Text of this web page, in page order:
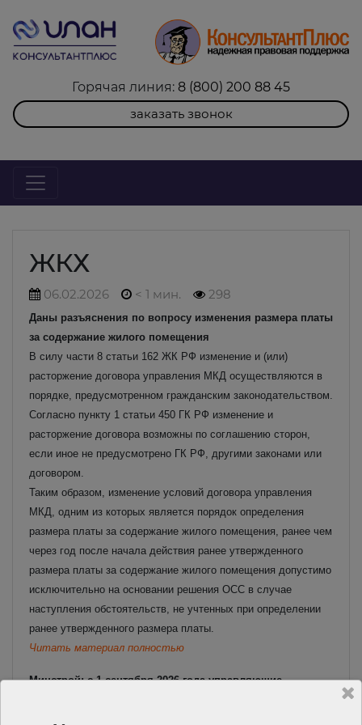
Горячая линия: 8 (800) 200 88 45
заказать звонок
ЖКХ
06.02.2026 < 1 мин. 298
Даны разъяснения по вопросу изменения размера платы
за содержание жилого помещения
В силу части 8 статьи 162 ЖК РФ изменение и (или)
расторжение договора управления МКД осуществляются в
порядке, предусмотренном гражданским законодательством.
Согласно пункту 1 статьи 450 ГК РФ изменение и
расторжение договора возможны по соглашению сторон,
если иное не предусмотрено ГК РФ, другими законами или
договором.
Таким образом, изменение условий договора управления
МКД, одним из которых является порядок определения
размера платы за содержание жилого помещения, ранее чем
через год после начала действия ранее утвержденного
размера платы за содержание жилого помещения допустимо
исключительно на основании решения ОСС в случае
наступления обстоятельств, не учтенных при определении
ранее утвержденного размера платы.
Читать материал полностью
Минстрой: с 1 сентября 2026 года управляющие